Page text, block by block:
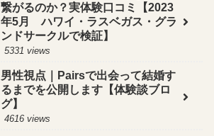
繋がるのか？実体験口コミ【2023
年5月 ハワイ・ラスベガス・グラ
ンドサークルで検証】
5331 views
男性視点｜Pairsで出会って結婚す
るまでを公開します【体験談ブロ
グ】
4616 views